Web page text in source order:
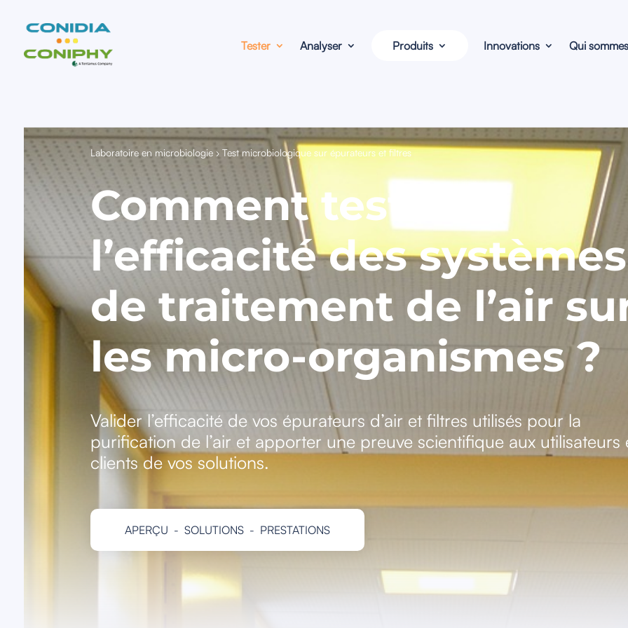
Tester Analyser Produits Innovations Qui
Laboratoire en microbiologie ›Test microbiologique sur épurateurs et filtres
Comment tester
l’efficacité des systèmes
de traitement de l’air
les micro-organismes ?
Valider l’efficacité de vos épurateurs d’air et filtres utilisés pour la
purification de l’air et apporter une preuve scientifique aux utilisateurs
clients de vos solutions.
APERÇU -SOLUTIONS - PRESTATIONS